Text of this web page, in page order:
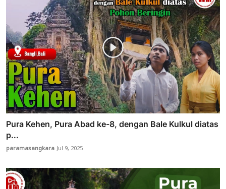
Pura Kehen, Pura Abad ke-8, dengan Bale Kulkul diatas
p...
paramasangkaraJul 9, 2025